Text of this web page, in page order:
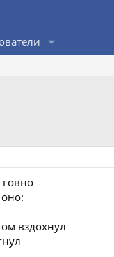
вздохнул